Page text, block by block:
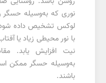
لوکس تشخیص داده شود
نیت افزایش یابد.
به‌وسیله حسگر ممکن
باشند.